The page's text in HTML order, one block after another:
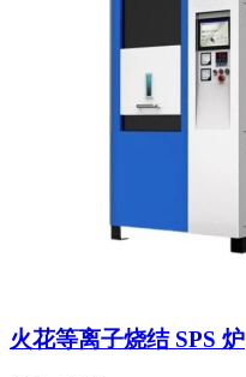
火花等离子烧结 SPS 炉